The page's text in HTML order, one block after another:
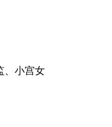
、小宫女